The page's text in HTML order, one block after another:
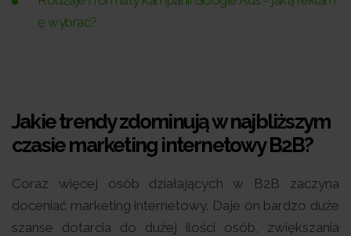
ę wybrać?
Jakie trendy zdominują w najbliższym
czasie marketing internetowy B2B?
Coraz więcej osób działających w B2B zaczyna
doceniać marketing internetowy. Daje on bardzo duże
szanse dotarcia do dużej ilości osób, zwiększania